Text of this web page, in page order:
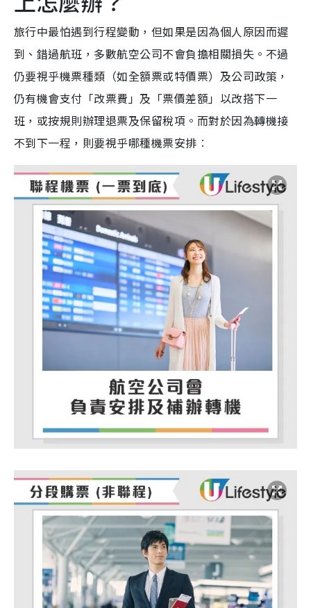
旅行中最怕遇到行程變動，但如果是因為個人原因而遲
到、錯過航班，多數航空公司不會負擔相關損失。不過
仍要視乎機票種類（如全額票或特價票）及公司政策，
仍有機會支付「改票費」及「票價差額」以改搭下一
班，或按規則辦理退票及保留稅項。而對於因為轉機接
不到下一程，則要視乎哪種機票安排︰